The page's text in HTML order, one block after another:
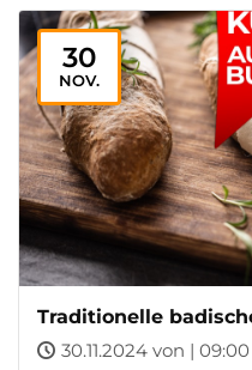
30
NOV.
Traditionelle
30.11.2024 von |